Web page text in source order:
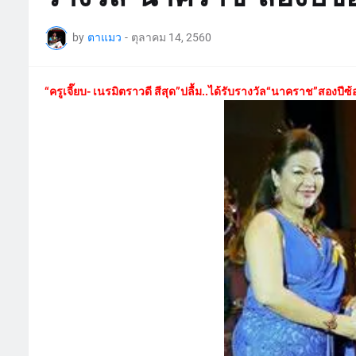
by ตาแมว - ตุลาคม 14, 2560
“ครูเจี๊ยบ- เนรมิตราวดี สีสุด”ปลื้ม..ได้รับรางวัล“นาคราช”สองปีซ้